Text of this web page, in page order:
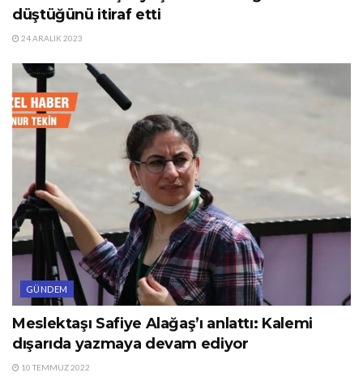
düştüğünü itiraf etti
24 ARALIK 2023
GÜNDEM
Meslektaşı Safiye Alağaş’ı anlattı: Kalemi
dışarıda yazmaya devam ediyor
10 TEMMUZ 2022